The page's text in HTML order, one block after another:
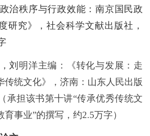
政治秩序与行政效能：南京国民政
研究》，社会科学文献出版社，
刘 明洋主编：《转化与发展：走
传统文化》，济南：山东人民出版
承担该书第十讲“传承优秀传统文
事业”的撰写，约2.5万字）